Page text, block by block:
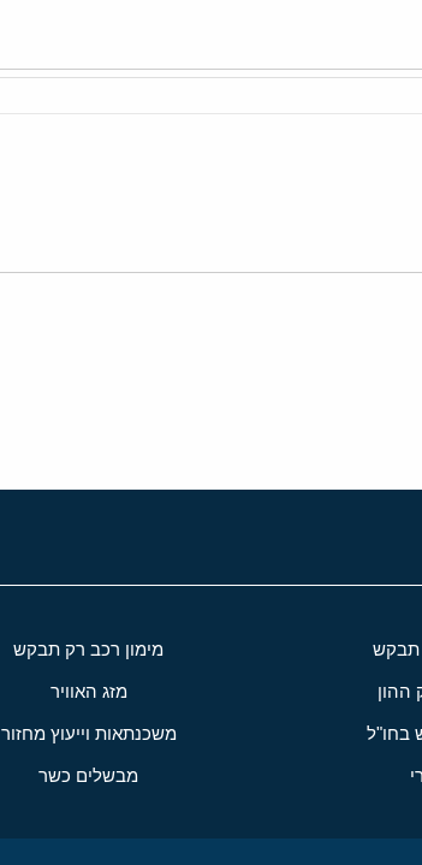
תבקש מימון רכב רק תבקש
ההון מזג האוויר
בחו"ל משכנתאות וייעוץ מחזור
מבשלים כשר